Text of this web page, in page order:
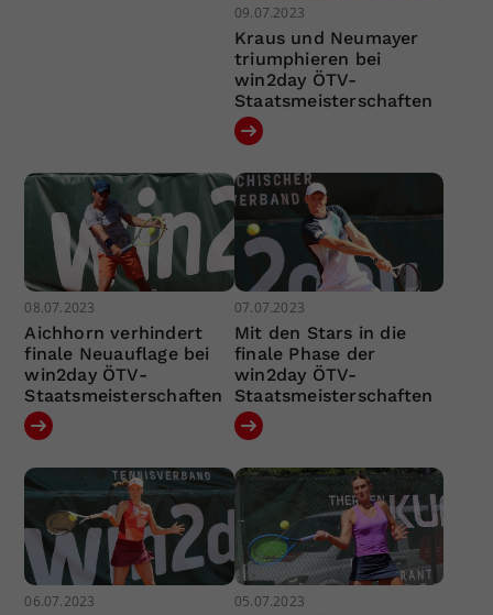
09.07.2023
Kraus und Neumayer
triumphieren bei
win2day ÖTV-
Staatsmeisterschaften
08.07.2023
Aichhorn verhindert
finale Neuauflage bei
win2day ÖTV-
Staatsmeisterschaften
07.07.2023
Mit den Stars in die
finale Phase der
win2day ÖTV-
Staatsmeisterschaften
06.07.2023 05.07.2023